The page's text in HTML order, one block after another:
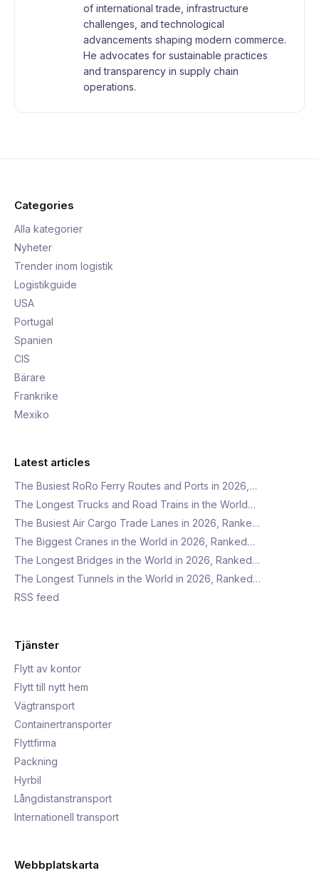
of international trade, infrastructure
challenges, and technological
advancements shaping modern commerce.
He advocates for sustainable practices
and transparency in supply chain
operations.
Categories
Alla kategorier
Nyheter
Trender inom logistik
Logistikguide
USA
Portugal
Spanien
CIS
Bärare
Frankrike
Mexiko
Latest articles
The Busiest RoRo Ferry Routes and Ports in 2026,…
The Longest Trucks and Road Trains in the World…
The Busiest Air Cargo Trade Lanes in 2026, Ranke…
The Biggest Cranes in the World in 2026, Ranked…
The Longest Bridges in the World in 2026, Ranked…
The Longest Tunnels in the World in 2026, Ranked…
RSS feed
Tjänster
Flytt av kontor
Flytt till nytt hem
Vägtransport
Containertransporter
Flyttfirma
Packning
Hyrbil
Långdistanstransport
Internationell transport
Webbplatskarta